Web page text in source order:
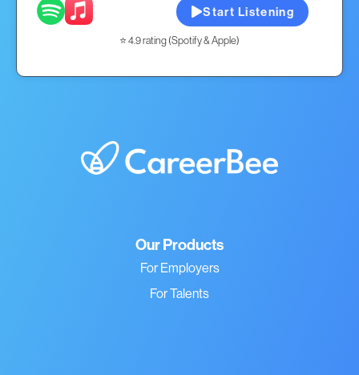
Start Listening
⭐ 4.9 rating (Spotify & Apple)
Our Products
For Employers
For Talents